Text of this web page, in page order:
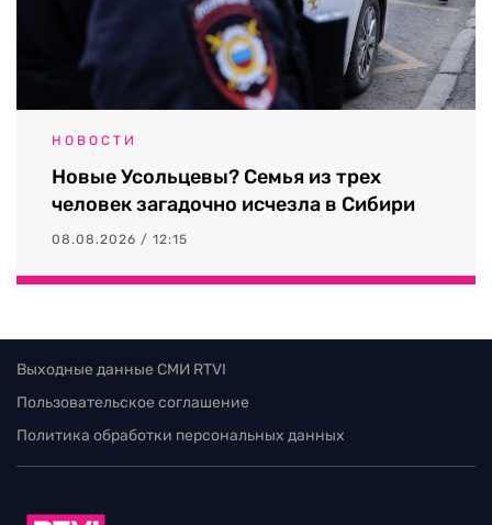
НОВОСТИ
Новые Усольцевы? Семья из трех
человек загадочно исчезла в Сибири
08.08.2026 / 12:15
Выходные данные СМИ RTVI
Пользовательское соглашение
Политика обработки персональных данных